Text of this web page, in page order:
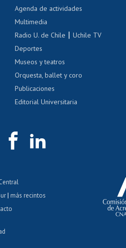
Certificado de renta
Acoso laboral, sexual y violencia
Agenda de actividades
Multimedia
Radio U. de Chile |Uchile TV
Deportes
Museos y teatros
Orquesta, ballet y coro
Publicaciones
Editorial Universitaria
| más recintos